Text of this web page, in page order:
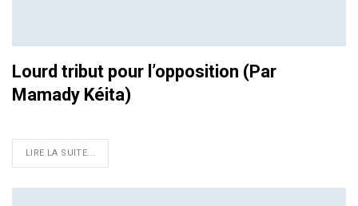
Lourd tribut pour l’opposition (Par
Mamady Kéita)
LIRE LA SUITE...